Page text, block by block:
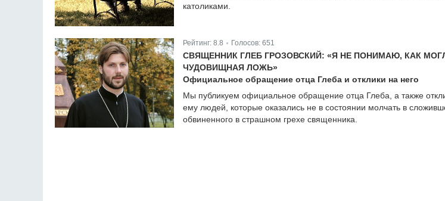
католиками.
Рейтинг: 8.8 Голосов: 651
СВЯЩЕННИК ГЛЕБ ГРОЗОВСКИЙ: «Я НЕ ПОНИМАЮ, КАК
ЧУДОВИЩНАЯ ЛОЖЬ»
Официальное обращение отца Глеба и отклики на него
Мы публикуем официальное обращение отца Глеба, а также
ему людей, которые оказались не в состоянии молчать в
обвиненного в страшном грехе священника.